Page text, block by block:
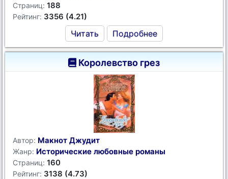
Страниц: 188
Рейтинг: 3356 (4.21)
Читать Подробнее
Королевство грез
Автор: Макнот Джудит
Жанр: Исторические любовные романы
Страниц: 160
Рейтинг: 3138 (4.73)